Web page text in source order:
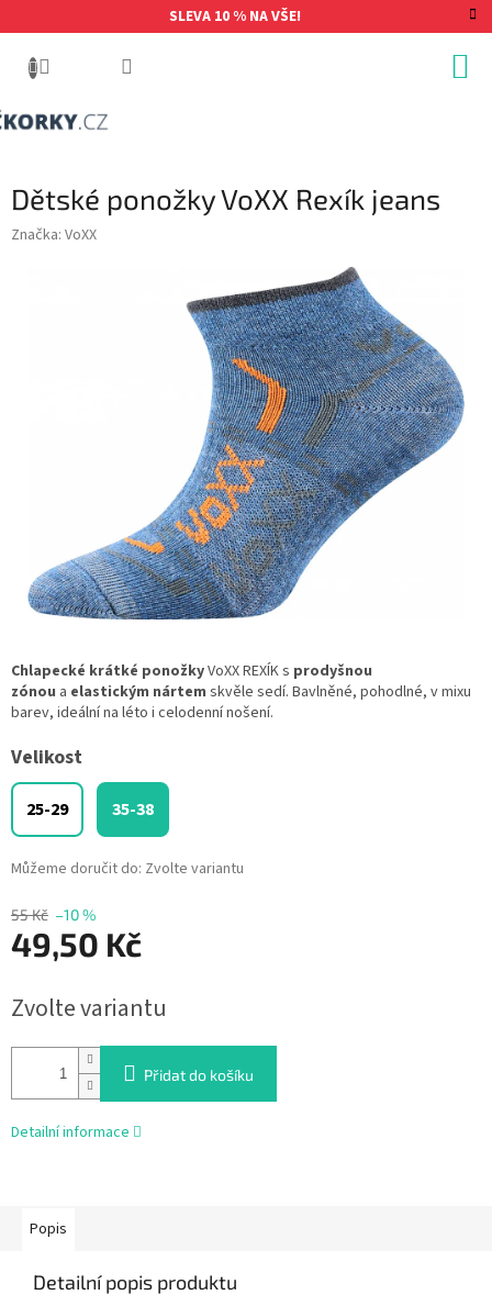
na
SLEVA 10 % NA VŠE!
Dětské ponožky VoXX Rexík jeans
Značka: VoXX
55 Kč –10 %
49,50 Kč
cena:
Zvolte variantu
Velikost
25-29 35-38
Můžeme doručit do: Zvolte variantu
Přidat do košíku
Chlapecké krátké ponožkyVoXX REXÍK s prodyšnou
zónou a elastickým nártem skvěle sedí. Bavlněné, pohodlné, v mixu
barev, ideální na léto i celodenní nošení.
Detailní informace
Popis
Detailní popis produktu